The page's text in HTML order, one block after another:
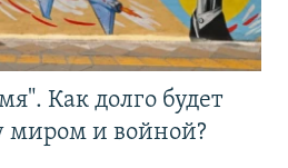
Как долго будет
миром и войной?